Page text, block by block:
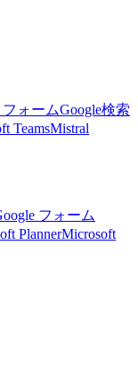
フォームGoogle検索
TeamsMistral
フォーム
PlannerMicrosoft